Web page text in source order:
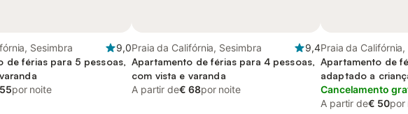
Sesimbra
9,0
de férias para 5 pessoas,
por noite
Praia da Califórnia, Sesimbra
9,4
Apartamento de férias para 4 pessoas,
com vista e varanda
A partir de€ 68por noite
Praia da
Apartamento de
adaptado a
Cancelamento
A partir de€ 50por